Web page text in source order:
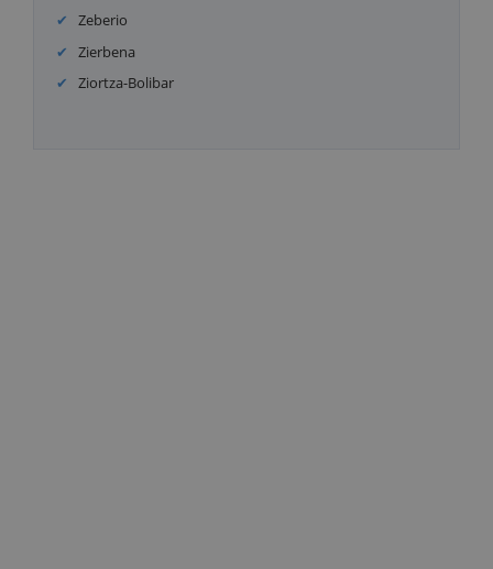
Zeberio
Zierbena
Ziortza-Bolibar